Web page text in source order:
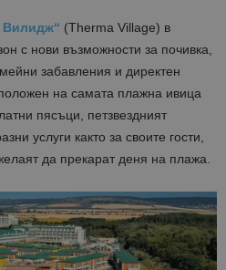
Вилидж“ (Therma Village) в
с нови възможности за почивка,
забавления и директен
на самата плажна ивица
пясъци, петзвездният
услуги както за своите гости,
да прекарат деня на плажа.